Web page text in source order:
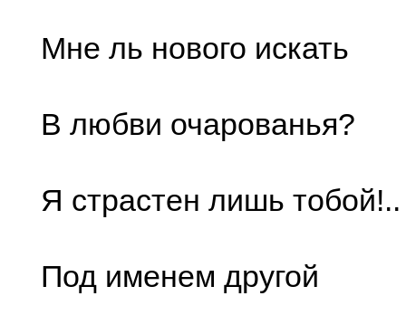
Мне ль нового искать
В любви очарованья?
Я страстен лишь тобой!..
Под именем другой